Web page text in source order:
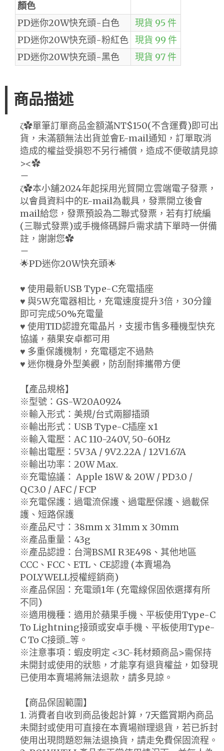
顏色
PD迷你20W快充頭-白色
現貨 95 件
PD迷你20W快充頭-粉紅色 現貨 99 件
PD迷你20W快充頭-黑色
現貨 97 件
商品描述
ζ✿單筆訂單商品金額滿NT$150(不含運費)即可出
貨，未滿額無法出貨並會E-mail通知，訂單取消
造成的權益受損恕不另行補償，造成不便敬請見諒
><✿
－
ζ✿本小舖2024年起採用光貿開立雲端電子發票，
以會員資料中的E-mail為載具，發票開立後會
mail給您，發票預設為二聯式發票，若有打統編
(三聯式發票)或手機條碼歸戶需求請下單時一併備
註，謝謝您✿
－
🌟PD迷你20W快充頭🌟
♥ 使用最新USB Type-C充電插座
♥ 與5W充電器相比，充電速度提升3倍，30分鐘
即可完成50%充電量
♥ 使用TID認證充電晶片，支援市售多種機型快充
協議，蘋果安卓都可用
♥ 多重保護機制，充電穩定不過熱
♥ 迷你機身外型美觀，防刮耐摔攜帶方便
【產品規格】
※型號：GS-W20A0924
※輸入形式：美規/台式兩腳插頭
※輸出形式：USB Type-C插座 x1
※輸入電壓：AC 110-240V, 50-60Hz
※輸出電壓：5V3A / 9V2.22A / 12V1.67A
※輸出功率：20W Max.
※充電協議： Apple 18W & 20W / PD3.0 /
QC3.0 / AFC / FCP
※充電保護：過電流保護、過電壓保護、過載保
護、短路保護
※產品尺寸：38mm x 31mm x 30mm
※產品重量：43g
※產品認證：台灣BSMI R3E498、其他地區
CCC、FCC、ETL、CE認證 (本賣場為
POLYWELL授權經銷商)
※產品保固：充電頭1年 (充電線保固依選擇有所
不同)
※適用機種：適用於蘋果手機、平板使用Type-C
To Lightning接頭或安卓手機、平板使用Type-
C To C接頭...等。
※注意事項：蝦皮明定 <3C-耗材類商品>需保持
未開封或使用的狀態，才能享有退貨權益，如發現
已使用本賣場將無法退款，請多見諒。
【商品保固範圍】
1. 消費者自收到商品後起計算，7天鑑賞期內商品
未開封或使用可直接在本賣場辦理退貨，若已拆封
使用出現問題恕無法退換貨，請走免費保固流程。